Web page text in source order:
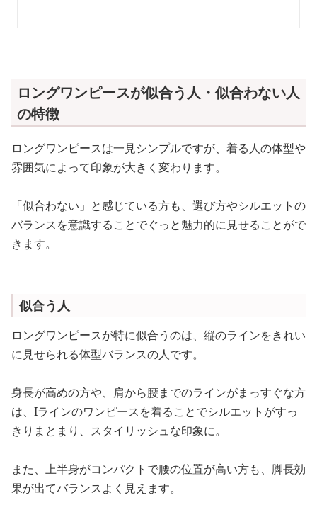
ロングワンピースが似合う人・似合わない人
の特徴
ロングワンピースは一見シンプルですが、着る人の体型や
雰囲気によって印象が大きく変わります。
「似合わない」と感じている方も、選び方やシルエットの
バランスを意識することでぐっと魅力的に見せることがで
きます。
似合う人
ロングワンピースが特に似合うのは、縦のラインをきれい
に見せられる体型バランスの人です。
身長が高めの方や、肩から腰までのラインがまっすぐな方
は、Iラインのワンピースを着ることでシルエットがすっ
きりまとまり、スタイリッシュな印象に。
また、上半身がコンパクトで腰の位置が高い方も、脚長効
果が出てバランスよく見えます。